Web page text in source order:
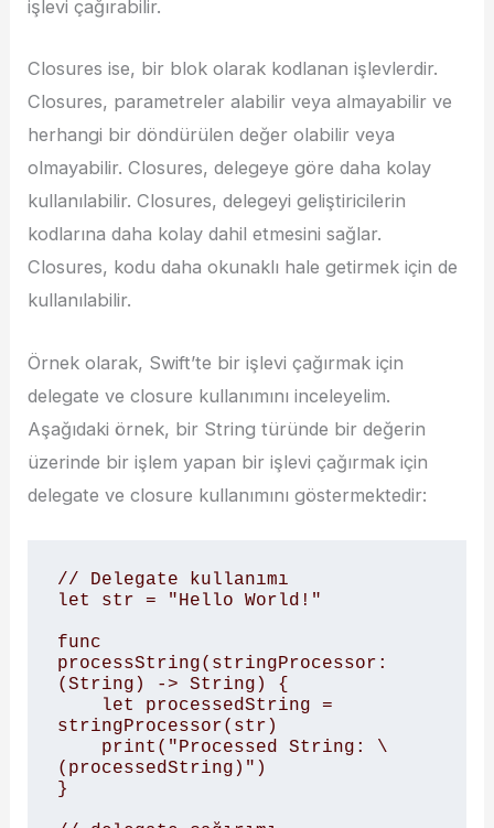
işlevi çağırabilir.
Closures ise, bir blok olarak kodlanan işlevlerdir.
Closures, parametreler alabilir veya almayabilir ve
herhangi bir döndürülen değer olabilir veya
olmayabilir. Closures, delegeye göre daha kolay
kullanılabilir. Closures, delegeyi geliştiricilerin
kodlarına daha kolay dahil etmesini sağlar.
Closures, kodu daha okunaklı hale getirmek için de
kullanılabilir.
Örnek olarak, Swift’te bir işlevi çağırmak için
delegate ve closure kullanımını inceleyelim.
Aşağıdaki örnek, bir String türünde bir değerin
üzerinde bir işlem yapan bir işlevi çağırmak için
delegate ve closure kullanımını göstermektedir:
// Delegate kullanımı
let str = "Hello World!"
func
processString(stringProcessor:
(String) -> String) {
stringProcessor(str)
(processedString)")
}